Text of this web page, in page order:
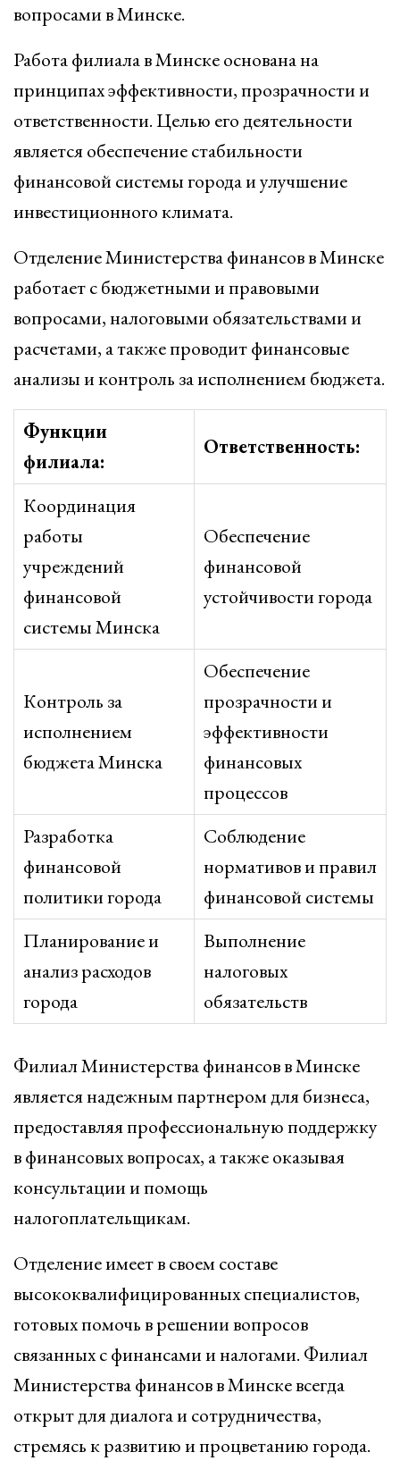
вопросами в Минске.
Работа филиала в Минске основана на
принципах эффективности, прозрачности и
ответственности. Целью его деятельности
является обеспечение стабильности
финансовой системы города и улучшение
инвестиционного климата.
Отделение Министерства финансов в Минске
работает с бюджетными и правовыми
вопросами, налоговыми обязательствами и
расчетами, а также проводит финансовые
анализы и контроль за исполнением бюджета.
Функции
филиала:
Ответственность:
Координация
работы
учреждений
финансовой
системы Минска
Обеспечение
финансовой
устойчивости города
Контроль за
исполнением
бюджета Минска
Обеспечение
прозрачности и
эффективности
финансовых
процессов
Разработка
финансовой
политики города
Соблюдение
нормативов и правил
финансовой системы
Планирование и
анализ расходов
города
Выполнение
налоговых
обязательств
Филиал Министерства финансов в Минске
является надежным партнером для бизнеса,
предоставляя профессиональную поддержку
в финансовых вопросах, а также оказывая
консультации и помощь
налогоплательщикам.
Отделение имеет в своем составе
высококвалифицированных специалистов,
готовых помочь в решении вопросов
связанных с финансами и налогами. Филиал
Министерства финансов в Минске всегда
открыт для диалога и сотрудничества,
стремясь к развитию и процветанию города.